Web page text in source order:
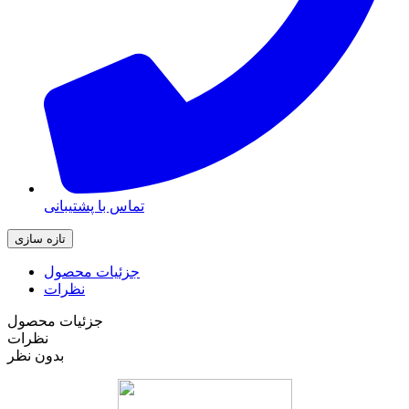
تماس با پشتیبانی
جزئیات محصول
نظرات
جزئیات محصول
نظرات
بدون نظر